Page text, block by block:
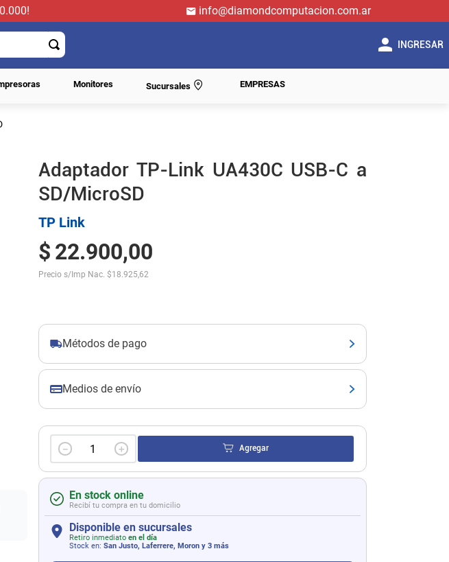
info@diamondcomputacion.com.ar
INGRESAR
Monitores Sucursales EMPRESAS
Adaptador TP-Link UA430C USB-C a
SD/MicroSD
TP Link
$ 22.900,00
Precio s/Imp Nac. $18.925,62
Métodos de pago
Medios de envío
＋
－ Agregar
En stock online
Recibí tu compra en tu domicilio
Disponible en sucursales
Retiro inmediato en el día
Stock en: San Justo, Laferrere, Morony 3 más